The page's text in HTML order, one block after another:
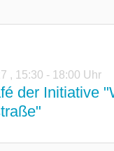
, 15:30 - 18:00 Uhr
der Initiative